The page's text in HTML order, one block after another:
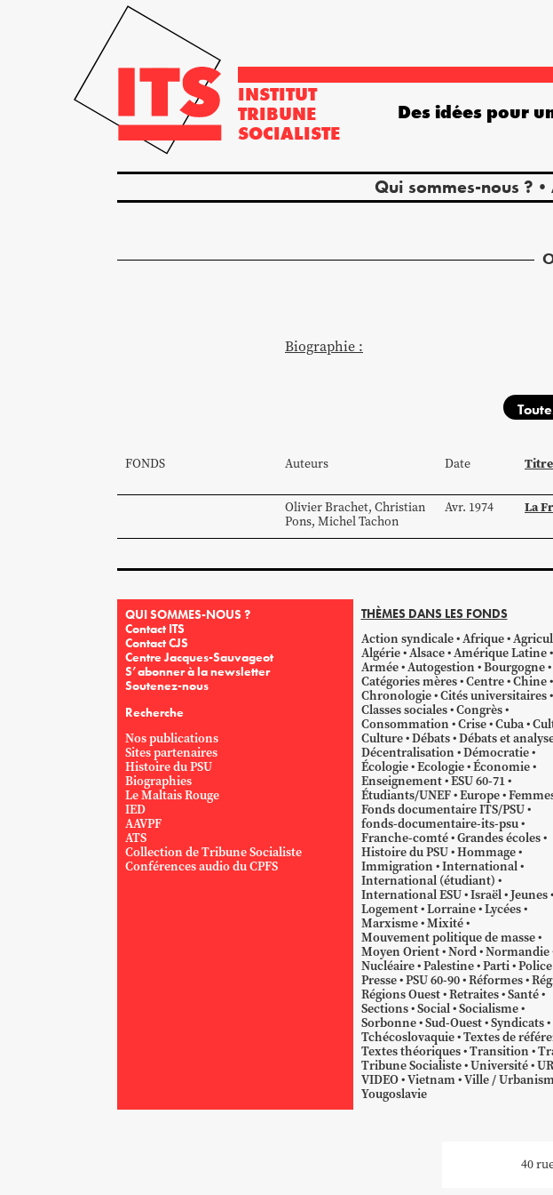
INSTITUT
TRIBUNE
SOCIALISTE
Qui sommes-nous ?
Des idées pour
Biographie :
FONDS Auteurs Date Titre
OlivierBrachet, Christian
Pons, MichelTachon
Avr. 1974 La
QUI SOMMES-NOUS ?
Contact ITS
Contact CJS
Centre Jacques-Sauvageot
S’abonner à la newsletter
Soutenez-nous
Recherche
Nos publications
Sites partenaires
Histoire du PSU
Biographies
Le Maltais Rouge
IED
AAVPF
ATS
Collection de Tribune Socialiste
Conférences audio du CPFS
THÈMES DANS LES FONDS
Action syndicale Afrique
Algérie Alsace Amérique Latine
Armée Autogestion Bourgogne
Catégories mères Centre Chine
Chronologie Cités universitaires
Classes sociales Congrès
Consommation Crise Cuba
Culture Débats Débats et
Décentralisation Démocratie
Écologie Ecologie Économie
Enseignement ESU 60-71
Étudiants/UNEF Europe
Fonds documentaire ITS/PSU
fonds-documentaire-its-psu
Franche-comté Grandes écoles
Histoire du PSU Hommage
Immigration International
International (étudiant)
International ESU Israël Jeunes
Logement Lorraine Lycées
Marxisme Mixité
Mouvement politique de masse
Moyen Orient Nord Normandie
Nucléaire Palestine Parti Police
Presse PSU 60-90 Réformes
Régions Ouest Retraites Santé
Sections Social Socialisme
Sorbonne Sud-Ouest Syndicats
Tchécoslovaquie Textes de
Textes théoriques Transition
Tribune Socialiste Université
VIDEO Vietnam Ville /
Yougoslavie
40